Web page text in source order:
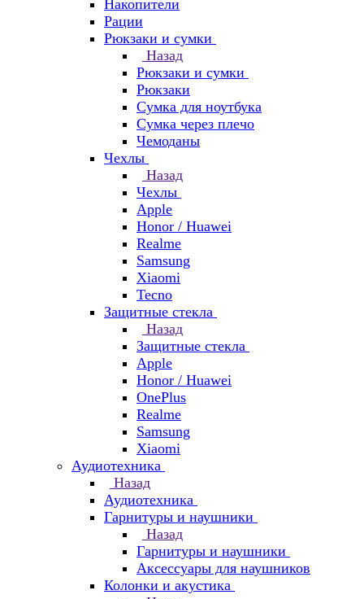
Накопители
Рации
Рюкзаки и сумки
Назад
Рюкзаки и сумки
Рюкзаки
Сумка для ноутбука
Сумка через плечо
Чемоданы
Чехлы
Назад
Чехлы
Apple
Honor / Huawei
Realme
Samsung
Xiaomi
Tecno
Защитные стекла
Назад
Защитные стекла
Apple
Honor / Huawei
OnePlus
Realme
Samsung
Xiaomi
Аудиотехника
Назад
Аудиотехника
Гарнитуры и наушники
Назад
Гарнитуры и наушники
Аксессуары для наушников
Колонки и акустика